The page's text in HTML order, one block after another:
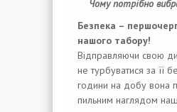
Чому потрібно
Безпека –
нашого табору!
Відправляючи свою
не турбуватися за її
години на добу вона
пильним наглядом